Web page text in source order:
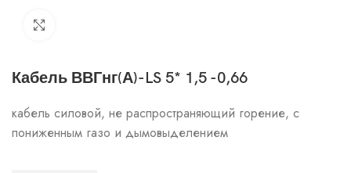
Кабель ВВГнг(А)-LS 5* 1,5 -0,66
кабель силовой, не распространяющий горение, с
пониженным газо и дымовыделением